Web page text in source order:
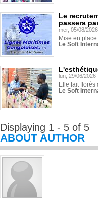
Le
passera
mer, 05/08/
Mise en
Le Soft
lun, 29/06/2026
Elle fait florès
Le Soft
Displaying 1 - 5 of 5
ABOUT AUTHOR